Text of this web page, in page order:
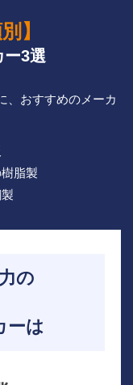
】
ー3選
、おすすめのメーカ
脂製
の
ーは